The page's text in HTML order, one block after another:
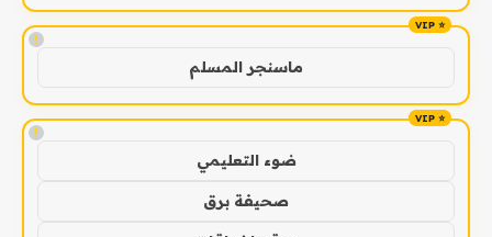
!
ماسنجر المسلم
!
ضوء التعليمي
صحيفة برق